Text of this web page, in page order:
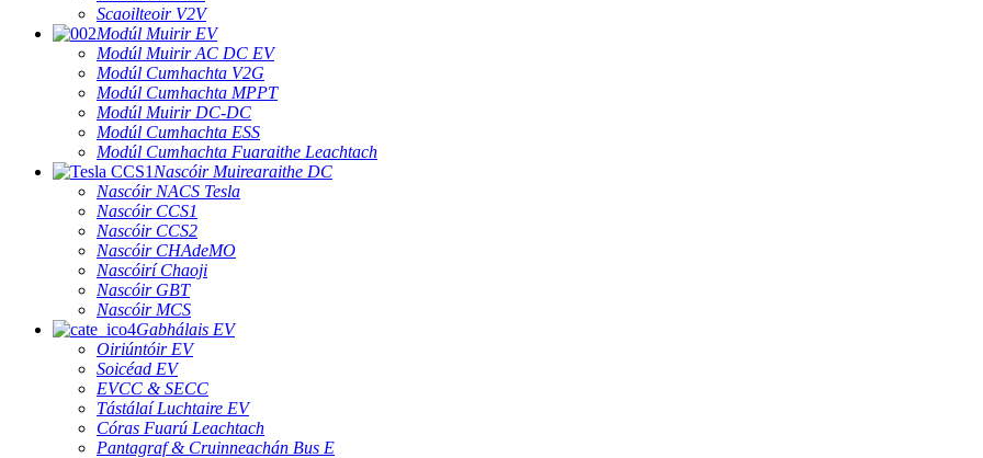
Scaoilteoir V2V
Modúl Muirir EV
Modúl Muirir AC DC EV
Modúl Cumhachta V2G
Modúl Cumhachta MPPT
Modúl Muirir DC-DC
Modúl Cumhachta ESS
Modúl Cumhachta Fuaraithe Leachtach
Nascóir Muirearaithe DC
Nascóir NACS Tesla
Nascóir CCS1
Nascóir CCS2
Nascóir CHAdeMO
Nascóirí Chaoji
Nascóir GBT
Nascóir MCS
Gabhálais EV
Oiriúntóir EV
Soicéad EV
EVCC & SECC
Tástálaí Luchtaire EV
Córas Fuarú Leachtach
Pantagraf & Cruinneachán Bus E